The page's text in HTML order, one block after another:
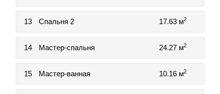
13 Спальня 2 17.63 м2
14 Мастер-спальня 24.27 м2
15 Мастер-ванная 10.16 м2